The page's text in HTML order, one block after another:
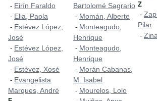
- Eirín Faraldo
- Elia, Paola
- Estévez López,
José
- Estévez López,
José
- Estévez, Xosé
- Evangelista
Marques, André
Bartolomé Sagrario
- Momán, Alberte
- Monteagudo,
Henrique
- Monteagudo,
Henrique
- Morán Cabanas,
M. Isabel
- Mourelos, Lolo
Z
-
Pilar
-